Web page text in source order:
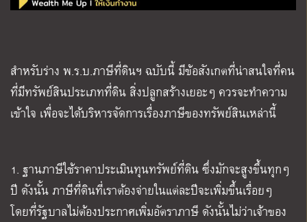
สำหรับร่าง พ.ร.บ.ภาษีที่ดินฯ ฉบับนี้ มีข้อสังเกตที่น่าสนใจที่คน
ที่มีทรัพย์สินประเภทที่ดิน สิ่งปลูกสร้างเยอะๆ ควรจะทำความ
เข้าใจ เพื่อจะได้บริหารจัดการเรื่องภาษีของทรัพย์สินเหล่านี้
1. ฐานภาษีใช้ราคาประเมินทุนทรัพย์ที่ดิน ซึ่งมักจะสูงขึ้นทุกๆ
ปี ดังนั้น ภาษีที่ดินที่เราต้องจ่ายในแต่ละปีจะเพิ่มขึ้นเรื่อยๆ
โดยที่รัฐบาลไม่ต้องประกาศเพิ่มอัตราภาษี ดังนั้นไม่ว่าเจ้าของ